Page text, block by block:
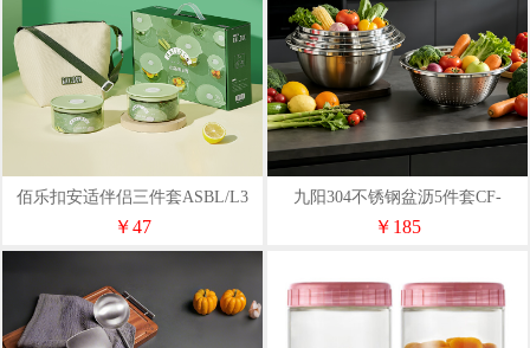
佰乐扣安适伴侣三件套ASBL/L3
￥47
九阳304不锈钢盆沥5件套CF-
T0431
￥185